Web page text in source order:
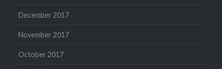
December 2017
November 2017
October 2017